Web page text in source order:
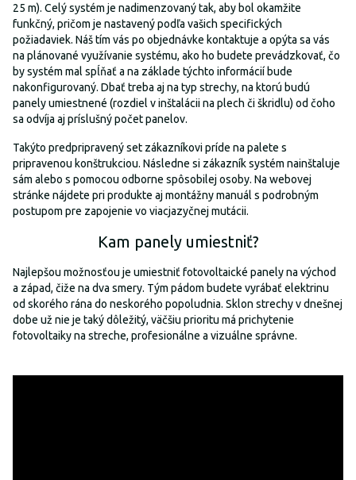
25 m). Celý systém je nadimenzovaný tak, aby bol okamžite
funkčný, pričom je nastavený podľa vašich specifických
požiadaviek. Náš tím vás po objednávke kontaktuje a opýta sa vás
na plánované využívanie systému, ako ho budete prevádzkovať, čo
by systém mal spĺňať a na základe týchto informácií bude
nakonfigurovaný. Dbať treba aj na typ strechy, na ktorú budú
panely umiestnené (rozdiel v inštalácii na plech či škridlu) od čoho
sa odvíja aj príslušný počet panelov.
Takýto predpripravený set zákazníkovi príde na palete s
pripravenou konštrukciou. Následne si zákazník systém nainštaluje
sám alebo s pomocou odborne spôsobilej osoby. Na webovej
stránke nájdete pri produkte aj montážny manuál s podrobným
postupom pre zapojenie vo viacjazyčnej mutácii.
Kam panely umiestniť?
Najlepšou možnosťou je umiestniť fotovoltaické panely na východ
a západ, čiže na dva smery. Tým pádom budete vyrábať elektrinu
od skorého rána do neskorého popoludnia. Sklon strechy v dnešnej
dobe už nie je taký dôležitý, väčšiu prioritu má prichytenie
fotovoltaiky na streche, profesionálne a vizuálne správne.